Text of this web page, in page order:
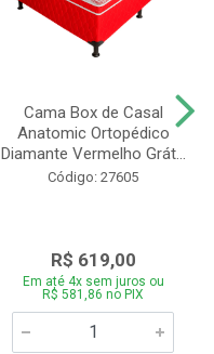
Cama Box de Casal
Anatomic Ortopédico
Diamante Vermelho Grát...
Código: 27605
R$ 619,00
Em até 4x sem juros ou
R$ 581,86 no PIX